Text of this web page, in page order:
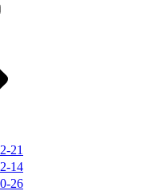
21
14
26